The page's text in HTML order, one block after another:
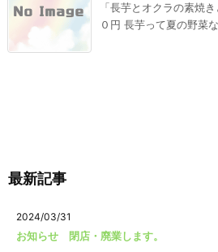
「長芋とオクラの素焼
０円 長芋って夏の野菜
最新記事
2024/03/31
お知らせ 閉店・廃業します。